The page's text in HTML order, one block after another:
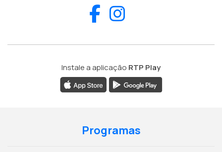
Facebook
Instale a aplicação RTP Play
Programas